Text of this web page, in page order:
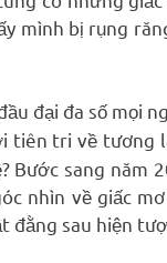
mình bị rụng
đại đa số mọi
tiên tri về tương
Bước sang năm
nhìn về giấc
đằng sau hiện